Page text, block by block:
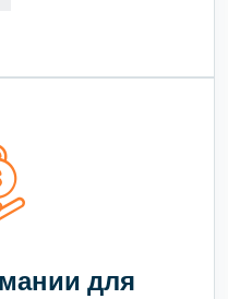
для